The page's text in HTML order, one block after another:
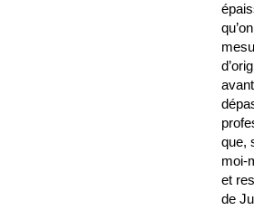
que,
moi-
et
de